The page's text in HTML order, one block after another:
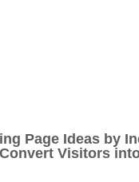
Page Ideas by
Visitors